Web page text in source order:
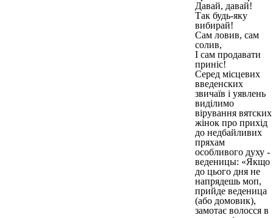
Давай, давай!
Так будь-яку
вибирай!
Сам ловив, сам
солив,
І сам продавати
приніс!
Серед місцевих
введенских
звичаїв і уявлень
виділимо
вірування вятских
жінок про прихід
до недбайливих
пряхам
особливого духу -
веденицы: «Якщо
до цього дня не
напрядешь моп,
прийде веденица
(або домовик),
замотає волосся в